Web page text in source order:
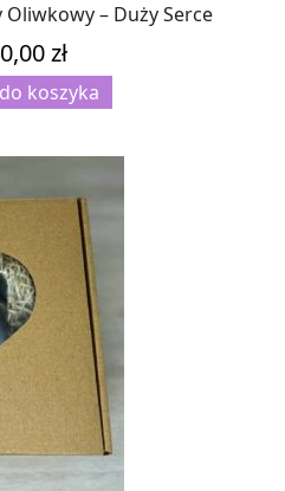
– Duży Serce
zł
koszyka